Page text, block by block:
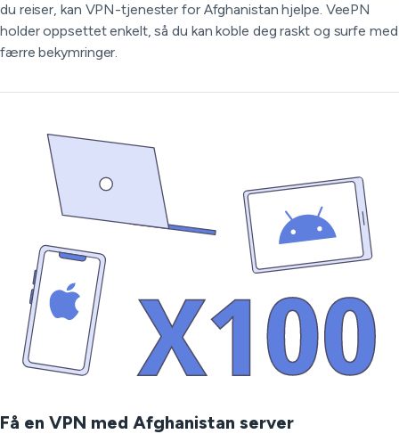
du reiser, kan VPN-tjenester for Afghanistan hjelpe. VeePN
holder oppsettet enkelt, så du kan koble deg raskt og surfe med
færre bekymringer.
Få en VPN med Afghanistan server